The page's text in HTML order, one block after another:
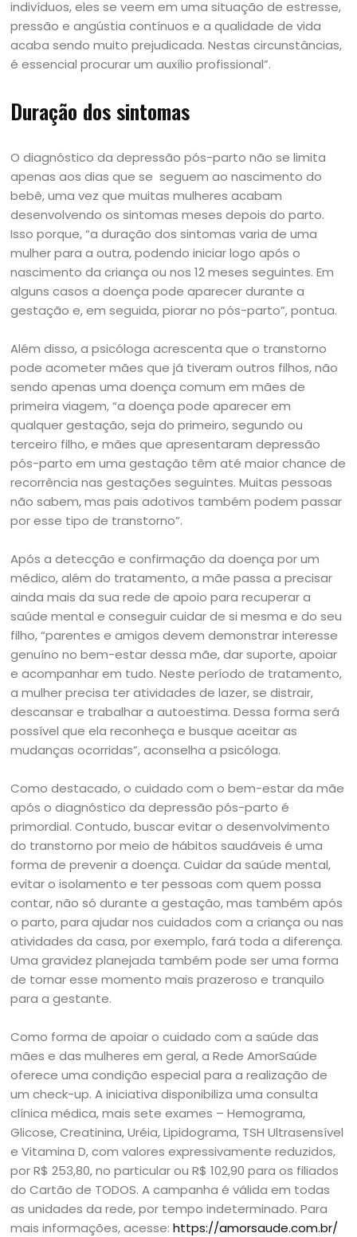
indivíduos, eles se veem em uma situação de estresse,
pressão e angústia contínuos e a qualidade de vida
acaba sendo muito prejudicada. Nestas circunstâncias,
é essencial procurar um auxílio profissional”.
Duração dos sintomas
O diagnóstico da depressão pós-parto não se limita
apenas aos dias que se seguem ao nascimento do
bebê, uma vez que muitas mulheres acabam
desenvolvendo os sintomas meses depois do parto.
Isso porque, “a duração dos sintomas varia de uma
mulher para a outra, podendo iniciar logo após o
nascimento da criança ou nos 12 meses seguintes. Em
alguns casos a doença pode aparecer durante a
gestação e, em seguida, piorar no pós-parto”, pontua.
Além disso, a psicóloga acrescenta que o transtorno
pode acometer mães que já tiveram outros filhos, não
sendo apenas uma doença comum em mães de
primeira viagem, “a doença pode aparecer em
qualquer gestação, seja do primeiro, segundo ou
terceiro filho, e mães que apresentaram depressão
pós-parto em uma gestação têm até maior chance de
recorrência nas gestações seguintes. Muitas pessoas
não sabem, mas pais adotivos também podem passar
por esse tipo de transtorno”.
Após a detecção e confirmação da doença por um
médico, além do tratamento, a mãe passa a precisar
ainda mais da sua rede de apoio para recuperar a
saúde mental e conseguir cuidar de si mesma e do seu
filho, “parentes e amigos devem demonstrar interesse
genuíno no bem-estar dessa mãe, dar suporte, apoiar
e acompanhar em tudo. Neste período de tratamento,
a mulher precisa ter atividades de lazer, se distrair,
descansar e trabalhar a autoestima. Dessa forma será
possível que ela reconheça e busque aceitar as
mudanças ocorridas”, aconselha a psicóloga.
Como destacado, o cuidado com o bem-estar da mãe
após o diagnóstico da depressão pós-parto é
primordial. Contudo, buscar evitar o desenvolvimento
do transtorno por meio de hábitos saudáveis é uma
forma de prevenir a doença. Cuidar da saúde mental,
evitar o isolamento e ter pessoas com quem possa
contar, não só durante a gestação, mas também após
o parto, para ajudar nos cuidados com a criança ou nas
atividades da casa, por exemplo, fará toda a diferença.
Uma gravidez planejada também pode ser uma forma
de tornar esse momento mais prazeroso e tranquilo
para a gestante.
Como forma de apoiar o cuidado com a saúde das
mães e das mulheres em geral, a Rede AmorSaúde
oferece uma condição especial para a realização de
um check-up. A iniciativa disponibiliza uma consulta
clínica médica, mais sete exames – Hemograma,
Glicose, Creatinina, Uréia, Lipidograma, TSH Ultrasensível
e Vitamina D, com valores expressivamente reduzidos,
por R$ 253,80, no particular ou R$ 102,90 para os filiados
do Cartão de TODOS. A campanha é válida em todas
as unidades da rede, por tempo indeterminado. Para
mais informações, acesse: https://amorsaude.com.br/